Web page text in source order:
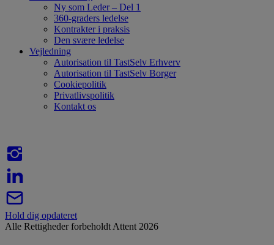
Ny som Leder – Del 1
360-graders ledelse
Kontrakter i praksis
Den svære ledelse
Vejledning
Autorisation til TastSelv Erhverv
Autorisation til TastSelv Borger
Cookiepolitik
Privatlivspolitik
Kontakt os
Hold dig opdateret
Alle Rettigheder forbeholdt Attent 2026